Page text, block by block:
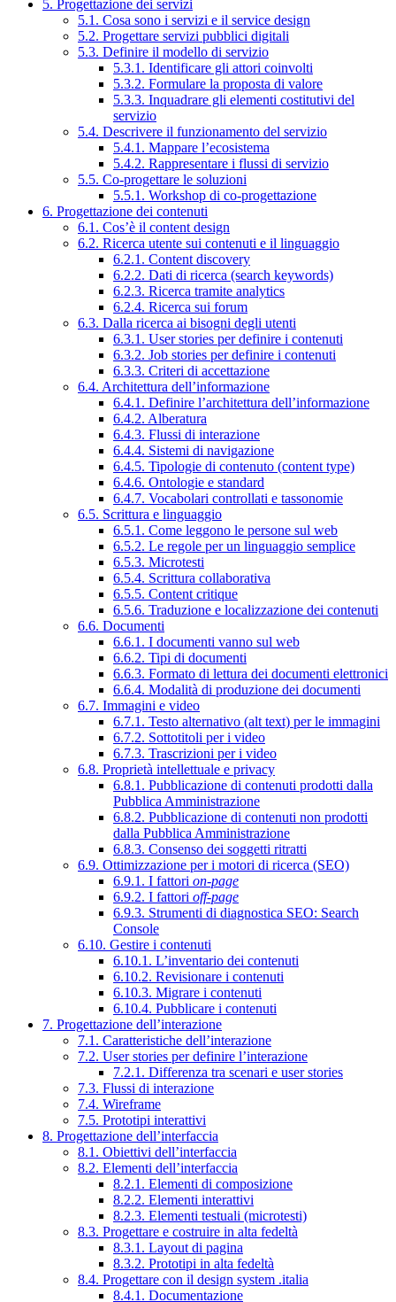
5. Progettazione dei servizi
5.1. Cosa sono i servizi e il service design
5.2. Progettare servizi pubblici digitali
5.3. Definire il modello di servizio
5.3.1. Identificare gli attori coinvolti
5.3.2. Formulare la proposta di valore
5.3.3. Inquadrare gli elementi costitutivi del
servizio
5.4. Descrivere il funzionamento del servizio
5.4.1. Mappare l’ecosistema
5.4.2. Rappresentare i flussi di servizio
5.5. Co-progettare le soluzioni
5.5.1. Workshop di co-progettazione
6. Progettazione dei contenuti
6.1. Cos’è il content design
6.2. Ricerca utente sui contenuti e il linguaggio
6.2.1. Content discovery
6.2.2. Dati di ricerca (search keywords)
6.2.3. Ricerca tramite analytics
6.2.4. Ricerca sui forum
6.3. Dalla ricerca ai bisogni degli utenti
6.3.1. User stories per definire i contenuti
6.3.2. Job stories per definire i contenuti
6.3.3. Criteri di accettazione
6.4. Architettura dell’informazione
6.4.1. Definire l’architettura dell’informazione
6.4.2. Alberatura
6.4.3. Flussi di interazione
6.4.4. Sistemi di navigazione
6.4.5. Tipologie di contenuto (content type)
6.4.6. Ontologie e standard
6.4.7. Vocabolari controllati e tassonomie
6.5. Scrittura e linguaggio
6.5.1. Come leggono le persone sul web
6.5.2. Le regole per un linguaggio semplice
6.5.3. Microtesti
6.5.4. Scrittura collaborativa
6.5.5. Content critique
6.5.6. Traduzione e localizzazione dei contenuti
6.6. Documenti
6.6.1. I documenti vanno sul web
6.6.2. Tipi di documenti
6.6.3. Formato di lettura dei documenti elettronici
6.6.4. Modalità di produzione dei documenti
6.7. Immagini e video
6.7.1. Testo alternativo (alt text) per le immagini
6.7.2. Sottotitoli per i video
6.7.3. Trascrizioni per i video
6.8. Proprietà intellettuale e privacy
6.8.1. Pubblicazione di contenuti prodotti dalla
Pubblica Amministrazione
6.8.2. Pubblicazione di contenuti non prodotti
dalla Pubblica Amministrazione
6.8.3. Consenso dei soggetti ritratti
6.9. Ottimizzazione per i motori di ricerca (SEO)
6.9.1. I fattori on-page
6.9.2. I fattori off-page
6.9.3. Strumenti di diagnostica SEO: Search
Console
6.10. Gestire i contenuti
6.10.1. L’inventario dei contenuti
6.10.2. Revisionare i contenuti
6.10.3. Migrare i contenuti
6.10.4. Pubblicare i contenuti
7. Progettazione dell’interazione
7.1. Caratteristiche dell’interazione
7.2. User stories per definire l’interazione
7.2.1. Differenza tra scenari e user stories
7.3. Flussi di interazione
7.4. Wireframe
7.5. Prototipi interattivi
8. Progettazione dell’interfaccia
8.1. Obiettivi dell’interfaccia
8.2. Elementi dell’interfaccia
8.2.1. Elementi di composizione
8.2.2. Elementi interattivi
8.2.3. Elementi testuali (microtesti)
8.3. Progettare e costruire in alta fedeltà
8.3.1. Layout di pagina
8.3.2. Prototipi in alta fedeltà
8.4. Progettare con il design system .italia
8.4.1. Documentazione